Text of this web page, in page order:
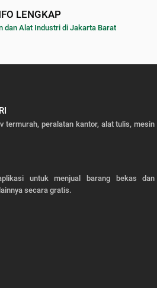
LENGKAP
dan Alat Industri di Jakarta Barat
termurah, peralatan kantor, alat tulis, mesin
untuk menjual barang bekas dan
secara gratis.